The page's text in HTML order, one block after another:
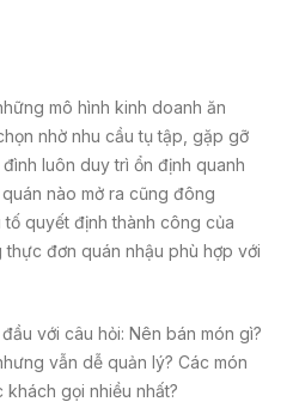
mô hình kinh doanh ăn
nhờ nhu cầu tụ tập, gặp gỡ
luôn duy trì ổn định quanh
nào mở ra cũng đông
quyết định thành công của
đơn quán nhậu phù hợp với
với câu hỏi: Nên bán món gì?
vẫn dễ quản lý? Các món
gọi nhiều nhất?